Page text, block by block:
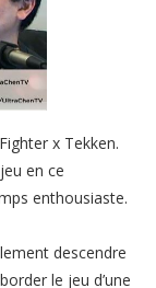
x Tekken.
en ce
enthousiaste.
descendre
le jeu d’une